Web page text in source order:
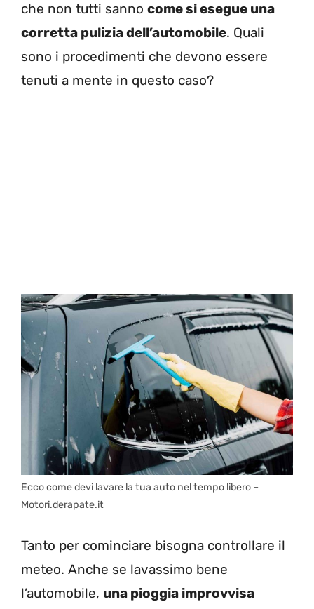
che non tutti sanno come si esegue una
corretta pulizia dell’automobile. Quali
sono i procedimenti che devono essere
tenuti a mente in questo caso?
Ecco come devi lavare la tua auto nel tempo libero –
Motori.derapate.it
Tanto per cominciare bisogna controllare il
meteo. Anche se lavassimo bene
l’automobile, una pioggia improvvisa